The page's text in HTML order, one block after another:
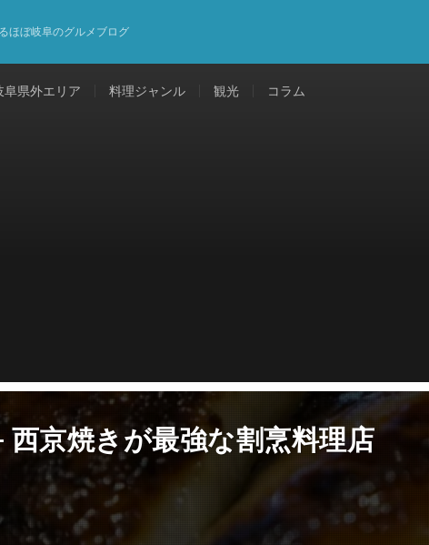
ほぼ岐阜のグルメブログ
阜県外エリア 料理ジャンル 観光 コラム
京焼きが最強な割烹料理店